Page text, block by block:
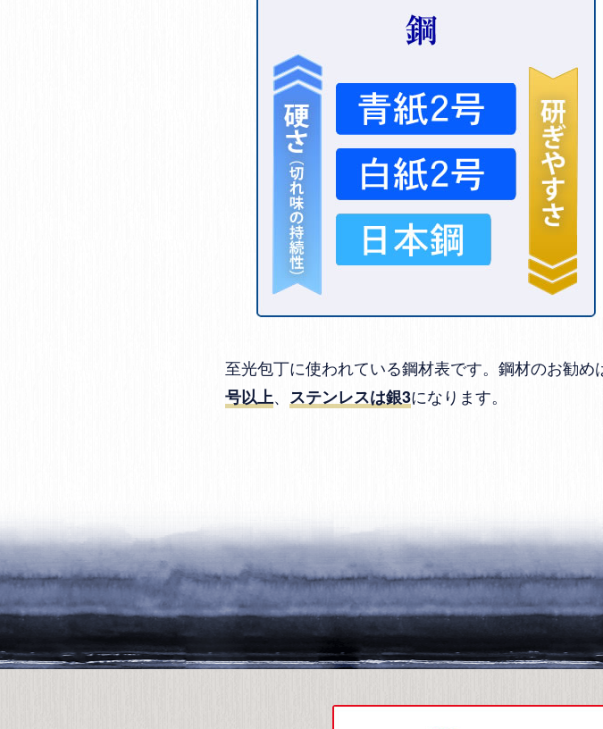
至光包丁に使われている鋼材表です。鋼材のお勧め
号以上、 ステンレスは銀3になります。